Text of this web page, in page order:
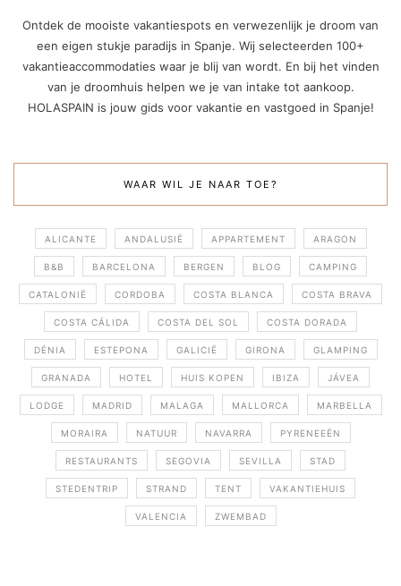
Ontdek de mooiste vakantiespots en verwezenlijk je droom van
een eigen stukje paradijs in Spanje. Wij selecteerden 100+
vakantieaccommodaties waar je blij van wordt. En bij het vinden
van je droomhuis helpen we je van intake tot aankoop.
HOLASPAIN is jouw gids voor vakantie en vastgoed in Spanje!
WAAR WIL JE NAAR TOE?
ALICANTE ANDALUSIË APPARTEMENT ARAGON
B&B BARCELONA BERGEN BLOG CAMPING
CATALONIË CORDOBA COSTA BLANCA COSTA BRAVA
COSTA CÁLIDA COSTA DEL SOL COSTA DORADA
DÉNIA ESTEPONA GALICIË GIRONA GLAMPING
GRANADA HOTEL HUIS KOPEN IBIZA JÁVEA
LODGE MADRID MALAGA MALLORCA MARBELLA
MORAIRA NATUUR NAVARRA PYRENEEËN
RESTAURANTS SEGOVIA SEVILLA STAD
STEDENTRIP STRAND TENT VAKANTIEHUIS
VALENCIA ZWEMBAD